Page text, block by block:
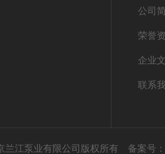
公司
荣誉
企业
联系
兰江泵业有限公司版权所有 备案号